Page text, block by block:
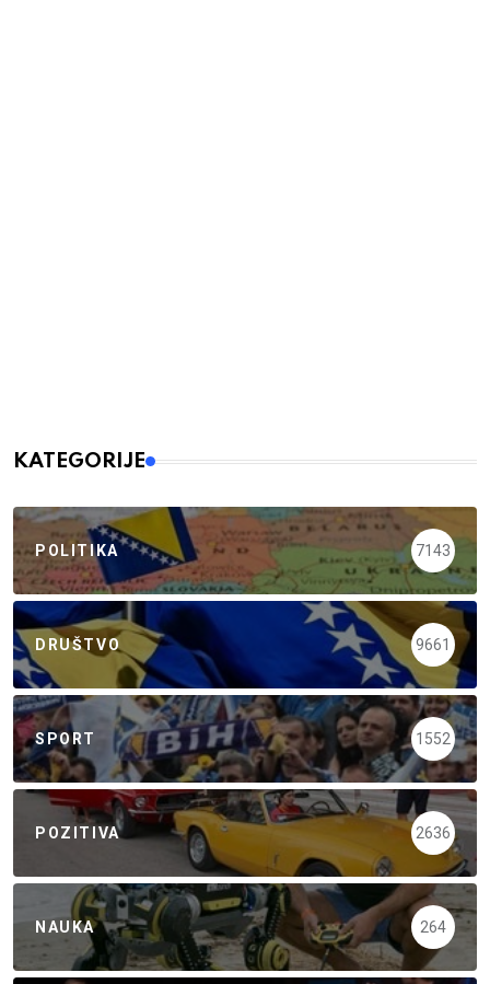
KATEGORIJE
POLITIKA 7143
DRUŠTVO 9661
SPORT 1552
POZITIVA 2636
NAUKA 264